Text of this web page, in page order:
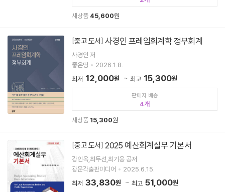
새상품 45,600원
[중고 도서] 사경인 프레임회계학 정부회계
사경인 저
좋은땅
2026.1.8.
최저 12,000원 최고 15,300원
판매자 배송
4
새상품 15,300원
[중고 도서] 2025 예산회계실무 기본서
강인옥,최두선,최기웅 공저
광문각출판미디어
2025.6.15.
최저 33,830원 최고 51,000원